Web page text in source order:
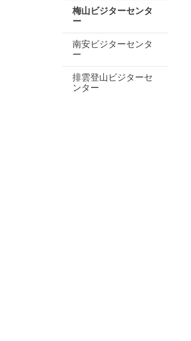
梅山ビジターセンタ
ー
南安ビジターセンタ
ー
排雲登山ビジターセ
ンター